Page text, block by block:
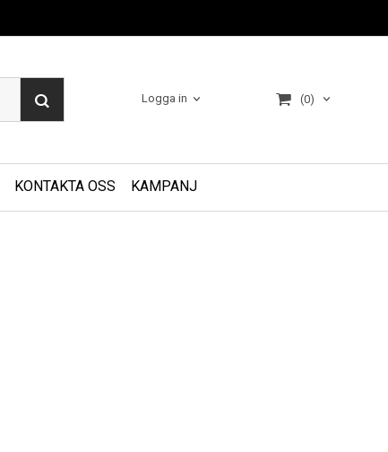
Logga in (0)
KONTAKTA OSS KAMPANJ